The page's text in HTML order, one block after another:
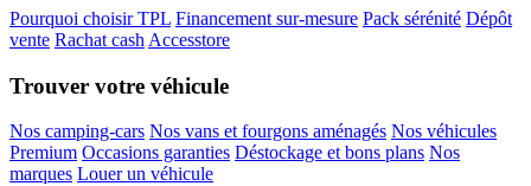
Pourquoi choisir TPL Financement sur-mesure Pack sérénité Dépôt
vente Rachat cash Accesstore
Trouver votre véhicule
Nos camping-cars Nos vans et fourgons aménagés Nos véhicules
Premium Occasions garanties Déstockage et bons plans Nos
marques Louer un véhicule